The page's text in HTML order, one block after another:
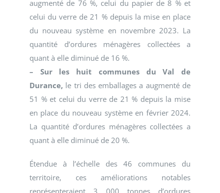
augmenté de 76 %, celui du papier de 8 % et
celui du verre de 21 % depuis la mise en place
du nouveau système en novembre 2023. La
quantité d’ordures ménagères collectées a
quant à elle diminué de 16 %.
– Sur les huit communes du Val de
Durance, le tri des emballages a augmenté de
51 % et celui du verre de 21 % depuis la mise
en place du nouveau système en février 2024.
La quantité d’ordures ménagères collectées a
quant à elle diminué de 20 %.
Étendue à l’échelle des 46 communes du
territoire, ces améliorations notables
représenteraient 3 000 tonnes d’ordures